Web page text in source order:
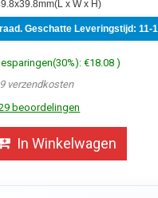
x W x H)
Geschatte Leveringstijd: 11-
€18.08 )
verzendkosten
beoordelingen
In Winkelwagen